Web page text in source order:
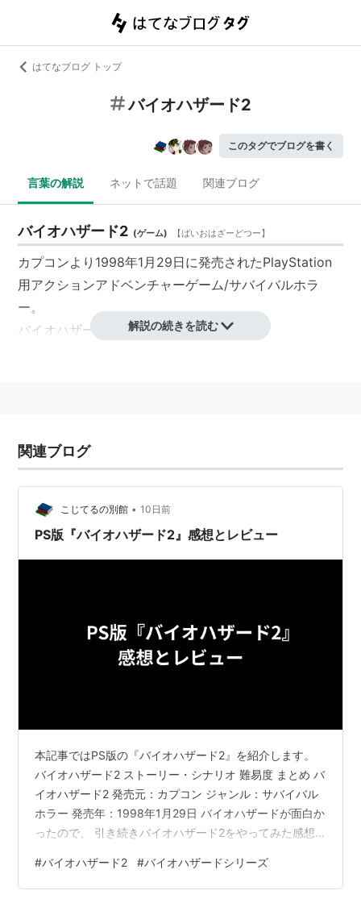
はてなブログ トップ
バイオハザード2
このタグでブログを書く
言葉の解説 ネットで話題 関連ブログ
バイオハザード2 (ゲーム) 【ばいおはざーどつー】
カプコンより1998年1月29日に発売されたPlayStation
用アクションアドベンチャーゲーム/サバイバルホラ
ー。
バイオハザードシリーズの第2作目。
前作『バイオハザード』で起きた洋館事件から約2ヵ月
後（1998年9月29日以降）の物語。
新米警官レオン・S・ケネディと、前作で活躍したクリ
ス・レッドフィールドの妹
主人公。
ラクーンシティにウィルスが蔓延し市民はゾンビ化して
2人の主人公にそれぞれ表と裏の2つのシナリオがあ
り、主人公の行動がもうひとりの主人公に影響するザッ
ピングシステムを採用している。
応しいくつかの新要素を追加した「デュアルショック
Ver.」が発売された。
他機種にも移植されており、1999年2月19日に
Windows版、1999年12月22日にドリームキャスト版、
ニンテンドーゲームキューブ版が発売された。移植版は
「デュアルショックVer.」がベースとなっている。N64
解説の続きを読む
関連ブログ
こじてるの別館 • 10日前
PS版『バイオハザード2』感想とレビュー
本記事ではPS版の『バイオハザード2』を紹介します。
バイオハザード2 ストーリー・シナリオ 難易度 まとめ バ
イオハザード2 発売元：カプコン ジャンル：サバイバル
ホラー 発売年：1998年1月29日 バイオハザードが面白か
ったので、 引き続きバイオハザード2をやってみた感想
ド2もやったことはあるんだけど、 クリアはしたことが
ない。 昔やった時は、 最初の警察署を少しやったぐらい
#バイオハザード2 #バイオハザードシリーズ